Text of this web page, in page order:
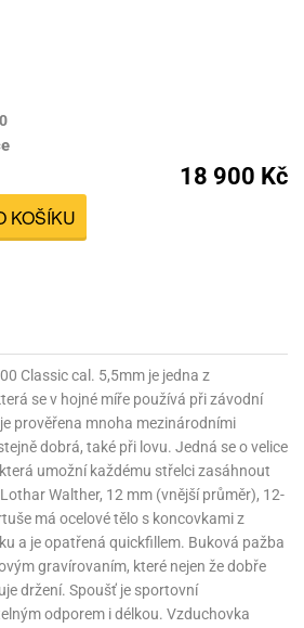
18 900 Kč
KOŠÍKU
Classic cal. 5,5mm je jedna z
se v hojné míře používá při závodní
prověřena mnoha mezinárodními
dobrá, také při lovu. Jedná se o velice
umožní každému střelci zasáhnout
Walther, 12 mm (vnější průměr), 12-
má ocelové tělo s koncovkami z
a je opatřená quickfillem. Buková pažba
gravírovaním, které nejen že dobře
držení. Spoušť je sportovní
odporem i délkou. Vzduchovka